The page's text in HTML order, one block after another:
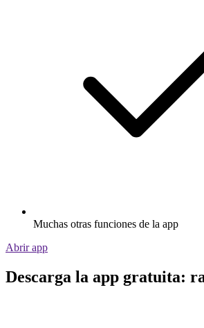
Muchas otras funciones de la app
Abrir app
Descarga la app gratuita: